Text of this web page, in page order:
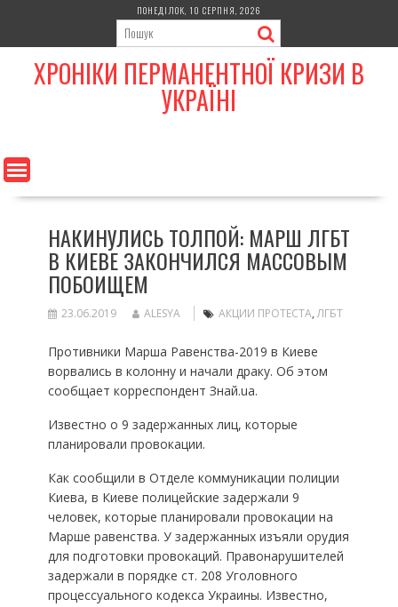
content
ПОНЕДІЛОК, 10 СЕРПНЯ, 2026
ХРОНІКИ ПЕРМАНЕНТНОЇ КРИЗИ В
УКРАЇНІ
НАКИНУЛИСЬ ТОЛПОЙ: МАРШ ЛГБТ
В КИЕВЕ ЗАКОНЧИЛСЯ МАССОВЫМ
ПОБОИЩЕМ
23.06.2019 ALESYA АКЦИИ ПРОТЕСТА,ЛГБТ
Противники Марша Равенства-2019 в Киеве
ворвались в колонну и начали драку. Об этом
сообщает корреспондент Знай.ua.
Известно о 9 задержанных лиц, которые
планировали провокации.
Как сообщили в Отделе коммуникации полиции
Киева, в Киеве полицейские задержали 9
человек, которые планировали провокации на
Марше равенства. У задержанных изъяли орудия
для подготовки провокаций. Правонарушителей
задержали в порядке ст. 208 Уголовного
процессуального кодекса Украины. Известно,